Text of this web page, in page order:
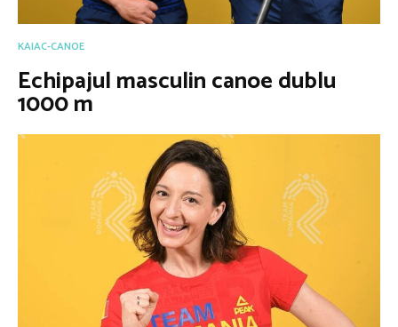
KAIAC-CANOE
Echipajul masculin canoe dublu
1000 m